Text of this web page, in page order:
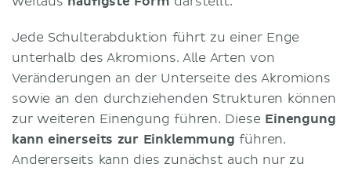
Jede Schulterabduktion führt zu einer Enge
unterhalb des Akromions. Alle Arten von
Veränderungen an der Unterseite des Akromions
sowie an den durchziehenden Strukturen können
zur weiteren Einengung führen. Diese Einengung
kann einerseits zur Einklemmung führen.
Andererseits kann dies zunächst auch nur zu